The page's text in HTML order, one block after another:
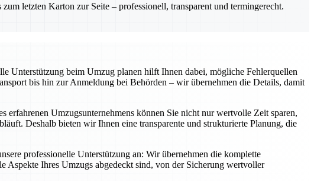
letzten Karton zur Seite – professionell, transparent und termingerecht.
Unterstützung beim Umzug planen hilft Ihnen dabei, mögliche Fehlerquellen
bis hin zur Anmeldung bei Behörden – wir übernehmen die Details, damit
Umzugsunternehmens können Sie nicht nur wertvolle Zeit sparen,
Deshalb bieten wir Ihnen eine transparente und strukturierte Planung, die
professionelle Unterstützung an: Wir übernehmen die komplette
Aspekte Ihres Umzugs abgedeckt sind, von der Sicherung wertvoller